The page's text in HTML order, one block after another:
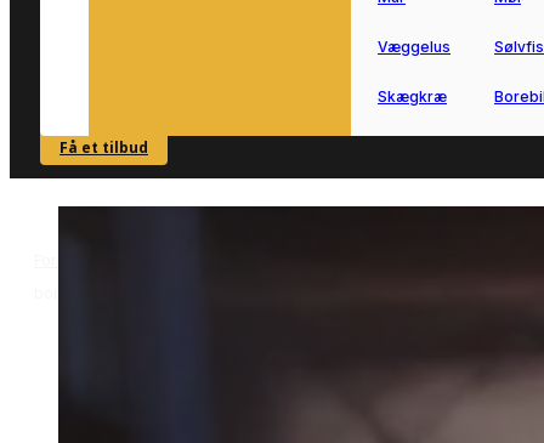
SE OVERSIGT
Væggelus
Skægkræ
Få et tilbud